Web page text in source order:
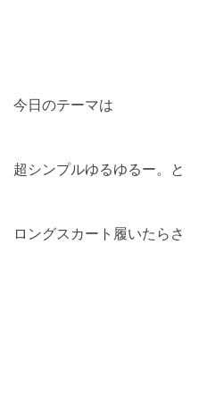
今日のテーマは
超シンプルゆるゆるー。と
ロングスカート履いたらさ